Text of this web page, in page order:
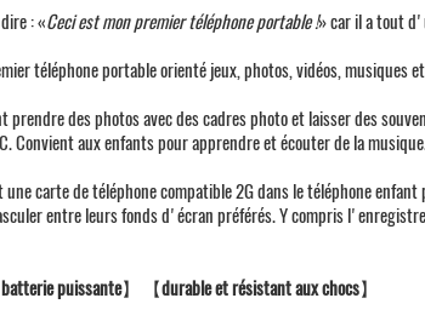
: «Ceci est mon premier téléphone portable !» car il a tout
téléphone portable orienté jeux, photos, vidéos, musiques
prendre des photos avec des cadres photo et laisser des
Convient aux enfants pour apprendre et écouter de la
une carte de téléphone compatible 2G dans le téléphone
entre leurs fonds d'écran préférés. Y compris
puissante】 【durable et résistant aux chocs】